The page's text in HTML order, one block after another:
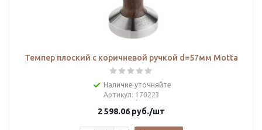
Темпер плоский с коричневой ручкой d=57мм Motta
Наличие уточняйте
Артикул: 170223
2 598.06 руб./шт